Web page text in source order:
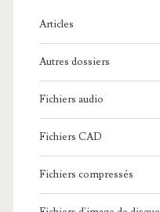
:
Articles
Autres dossiers
Fichiers audio
Fichiers CAD
Fichiers compressés